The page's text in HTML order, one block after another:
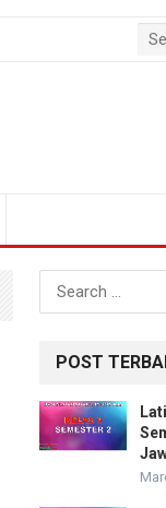
Search
for:
POST